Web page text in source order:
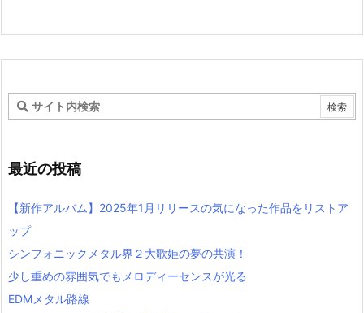
最近の投稿
【新作アルバム】2025年1月リリースの気になった作品をリストア
ップ
シンフォニックメタル界２大歌姫の夢の共演！
少し重めの雰囲気でもメロディーセンスが光る
EDMメタル路線